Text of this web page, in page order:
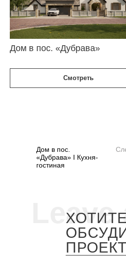
Дом в пос. «Дубрава»
Смотреть
Дом в пос.
«Дубрава» I Кухня-
гостиная
ХОТИТЕ